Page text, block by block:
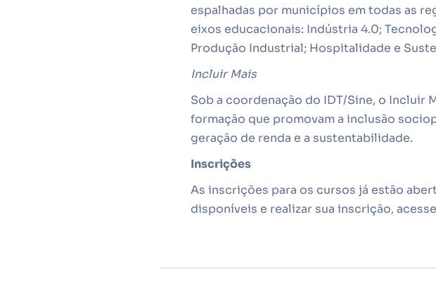
espalhadas por municípios em todas as
eixos educacionais: Indústria 4.0;
Produção Industrial; Hospitalidade e
Incluir Mais
Sob a coordenação do IDT/Sine, o
formação que promovam a inclusão
geração de renda e a sustentabilidade.
Inscrições
As inscrições para os cursos já estão
disponíveis e realizar sua inscrição,